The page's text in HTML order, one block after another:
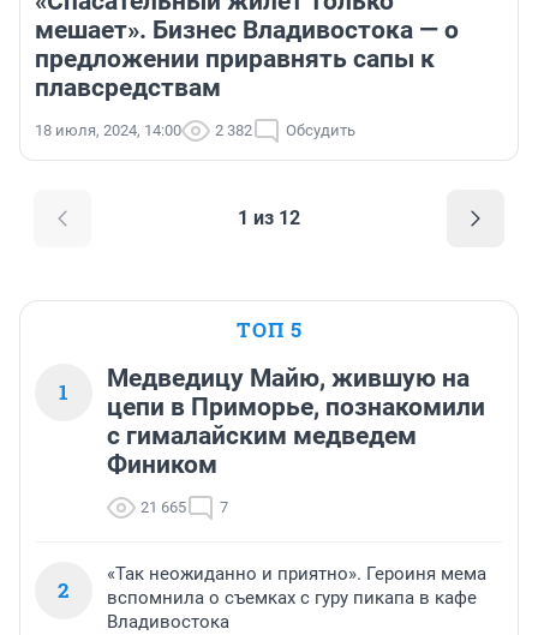
мешает». Бизнес Владивостока — о
предложении приравнять сапы к
плавсредствам
18 июля, 2024, 14:00 2 382 Обсудить
1 из 12
ТОП 5
1
Медведицу Майю, жившую на
цепи в Приморье, познакомили
с гималайским медведем
Фиником
21 665 7
2
«Так неожиданно и приятно». Героиня мема
вспомнила о съемках с гуру пикапа в кафе
Владивостока